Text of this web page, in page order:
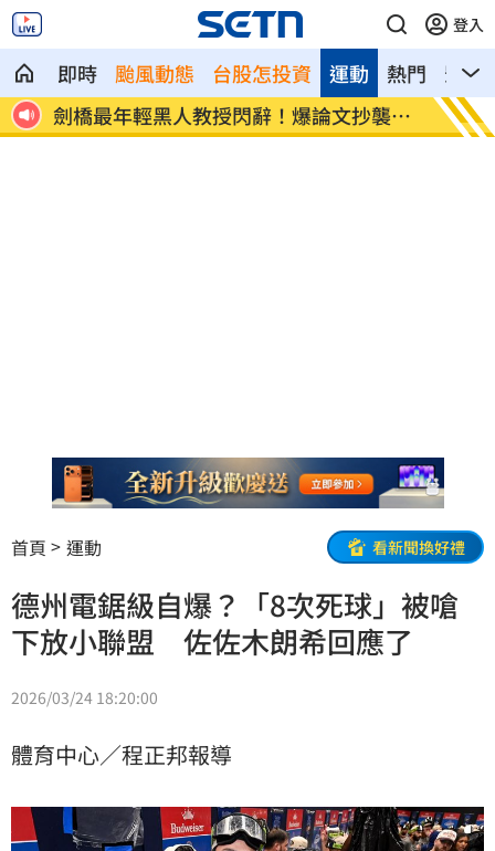
登入
即時 颱風動態 台股怎投資 熱門 影音
運動
造
遊日瘋買恢復衣「穿」越疲勞 2因素助旺
煮菜
傭
首頁 運動 看新聞換好禮
德州電鋸級自爆？「8次死球」被嗆
下放小聯盟 佐佐木朗希回應了
2026/03/24 18:20:00
體育中心／程正邦報導